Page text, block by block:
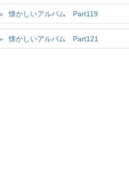
懐かしいアルバム Part119
懐かしいアルバム Part121